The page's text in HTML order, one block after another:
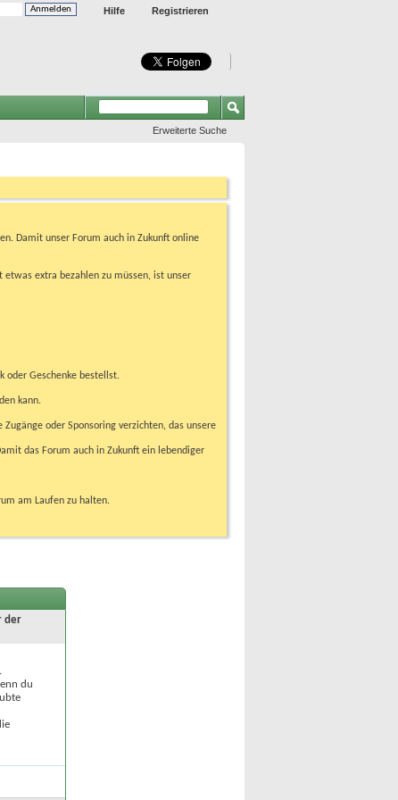
Registrieren
Hilfe
Erweiterte Suche
Damit unser Forum auch in Zukunft online
extra bezahlen zu müssen, ist unser
oder Geschenke bestellst.
kann.
oder Sponsoring verzichten, das unsere
das Forum auch in Zukunft ein lebendiger
am Laufen zu halten.
der
du